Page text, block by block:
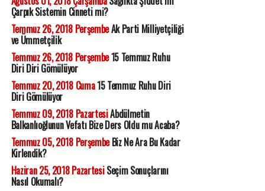
Çarpık Sistemin Cinneti mi?
Temmuz 26, 2018 PerşembeAk Parti Milliyetçiliği
ve Ümmetçilik
Temmuz 26, 2018 Perşembe15 Temmuz Ruhu
Diri Diri Gömülüyor
Temmuz 20, 2018 Cuma15 Temmuz Ruhu Diri
Diri Gömülüyor
Temmuz 09, 2018 PazartesiAbdülmetin
Balkanlıoğlunun Vefatı Bize Ders Oldu mu Acaba?
Temmuz 05, 2018 PerşembeBiz Ne Ara Bu Kadar
Kirlendik?
Haziran 25, 2018 PazartesiSeçim Sonuçlarını
Nasıl Okumalı?